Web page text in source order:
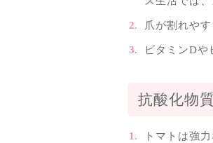
爪が割れや
ビタミンDや
抗酸化物質
トマトは強